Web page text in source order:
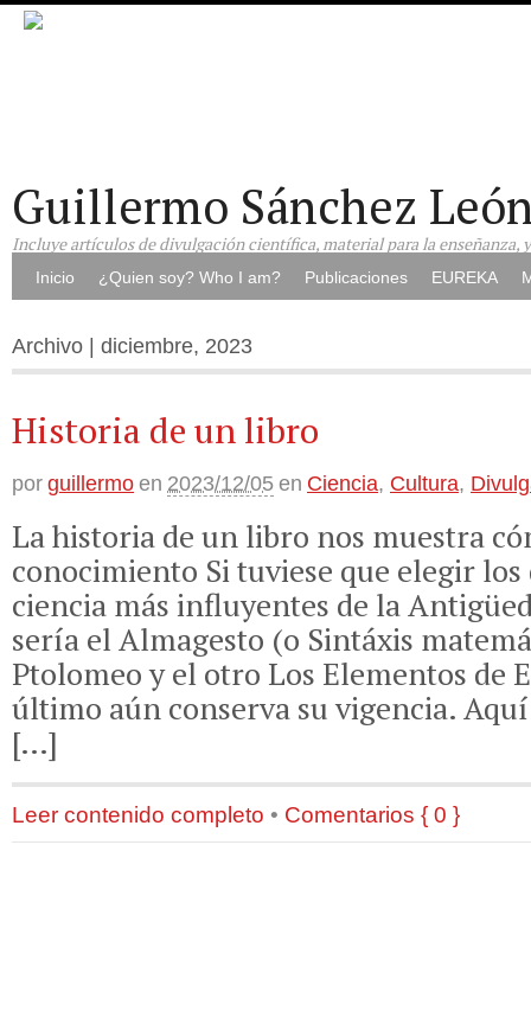
Guillermo Sánchez
Incluye artículos de divulgación científica, material para la enseñanza,
Inicio ¿Quien soy? Who I am? Publicaciones EUREKA
Archivo | diciembre, 2023
Historia de un libro
por guillermo en 2023/12/05 en Ciencia, Cultura,
La historia de un libro nos muestra
conocimiento Si tuviese que elegir los
ciencia más influyentes de la
sería el Almagesto (o Sintáxis
Ptolomeo y el otro Los Elementos de
último aún conserva su vigencia.
[…]
Leer contenido completo • Comentarios { 0 }